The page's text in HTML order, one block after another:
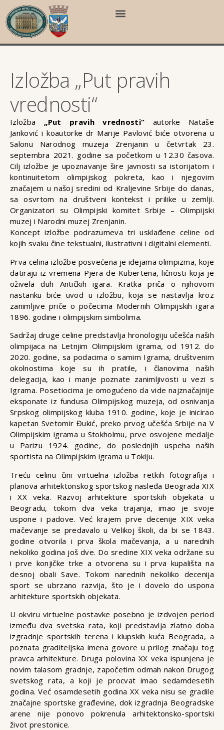
Izložba „Put pravih
vrednosti“
Izložba „Put pravih vrednosti“ autorke Nataše
Janković i koautorke dr Marije Pavlović biće otvorena u
Salonu Narodnog muzeja Zrenjanin u četvrtak 23.
septembra 2021. godine sa početkom u 12.30 časova.
Cilj izložbe je upoznavanje šire javnosti sa istorijatom i
kontinuitetom olimpijskog pokreta, kao i njegovim
značajem u našoj sredini od Kraljevine Srbije do danas,
sa osvrtom na društveni kontekst i prilike u zemlji.
Organizatori su Olimpijski komitet Srbije – Olimpijski
muzej i Narodni muzej Zrenjanin.
Koncept izložbe podrazumeva tri usklađene celine od
kojih svaku čine tekstualni, ilustrativni i digitalni elementi.
Prva celina izložbe posvećena je idejama olimpizma, koje
datiraju iz vremena Pjera de Kubertena, ličnosti koja je
oživela duh Antičkih igara. Kratka priča o njihovom
nastanku biće uvod u izložbu, koja se nastavlja kroz
zanimljive priče o počecima Modernih Olimpijskih igara
1896. godine i olimpijskim simbolima.
Sadržaj druge celine predstavlja hronologiju učešća naših
olimpijaca na Letnjim Olimpijskim igrama, od 1912. do
2020. godine, sa podacima o samim Igrama, društvenim
okolnostima koje su ih pratile, i članovima naših
delegacija, kao i manje poznate zanimljivosti u vezi s
Igrama. Posetiocima je omogućeno da vide najznačajnije
eksponate iz fundusa Olimpijskog muzeja, od osnivanja
Srpskog olimpijskog kluba 1910. godine, koje je inicirao
kapetan Svetomir Đukić, preko prvog učešća Srbije na V
Olimpijskim igrama u Stokholmu, prve osvojene medalje
u Parizu 1924. godine, do poslednjih uspeha naših
sportista na Olimpijskim igrama u Tokiju.
Treću celinu čini virtuelna izložba retkih fotografija i
planova arhitektonskog sportskog nasleđa Beograda XIX
i XX veka. Razvoj arhitekture sportskih objekata u
Beogradu, tokom dva veka trajanja, imao je svoje
uspone i padove. Već krajem prve decenije XIX veka
mačevanje se predavalo u Velikoj školi, da bi se 1843.
godine otvorila i prva škola mačevanja, a u narednih
nekoliko godina još dve. Do sredine XIX veka održane su
i prve konjičke trke a otvorena su i prva kupališta na
desnoj obali Save. Tokom narednih nekoliko decenija
sport se ubrzano razvija, što je i dovelo do uspona
arhitekture sportskih objekata.
U okviru virtuelne postavke posebno je izdvojen period
između dva svetska rata, koji predstavlja zlatno doba
izgradnje sportskih terena i klupskih kuća Beograda, a
poznata graditeljska imena govore u prilog značaju tog
pravca arhitekture. Druga polovina XX veka ispunjena je
novim talasom gradnje, započetim odmah nakon Drugog
svetskog rata, a koji je procvat imao sedamdesetih
godina. Već osamdesetih godina XX veka nisu se gradile
značajne sportske građevine, dok izgradnja Beogradske
arene nije ponovo pokrenula arhitektonsko-sportski
život prestonice.